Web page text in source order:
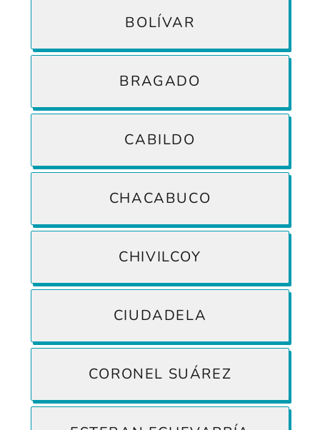
BOLÍVAR
BRAGADO
CABILDO
CHACABUCO
CHIVILCOY
CIUDADELA
CORONEL SUÁREZ